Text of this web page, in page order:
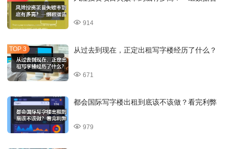
914
从过去到现在，正定出租写字楼经历了什么？
671
都会国际写字楼出租到底该不该做？看完利弊
979